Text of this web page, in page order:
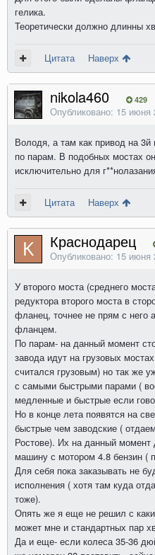
гелика.
Теоретически должно длинны
Цитата Наверх
nikola460 429
Опубликовано: 15 июня
Володя, а там как привод на
по парам. В подобных мостах
исключительно для
Цитата Наверх
Краснодарец
Опубликовано: 15 июня
У второго моста (среднего
редуктора второго моста в
фланец, точнее не прям с него
фланцем.
По парам- на данный момент
завода идут на грузовых
считался грузовым) но так же
с самыми быстрыми парами (
медленные и быстрые если
Но в конце лета появятся на
быстрые чем заводские (
Ростове). Их на данный
машину с мотором 4.8 бензин (
Для себя пока заказывать не
исполнения ( хотя там куда
тоже).
Опять же я еще не решил с
может мне и стандартных пар
Да и еще- если колеса 35-36